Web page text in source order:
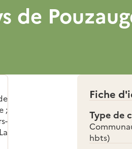
de
Fiche
Type de
hbts)
;